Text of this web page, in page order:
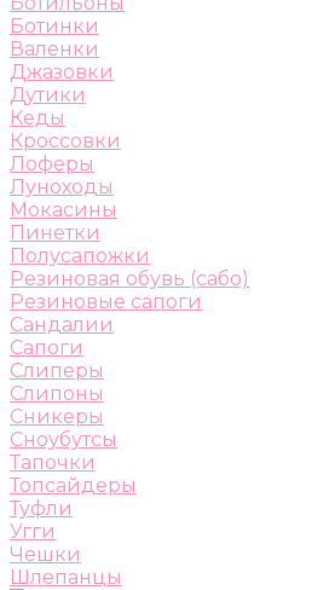
Ботинки
Валенки
Джазовки
Дутики
Кеды
Кроссовки
Лоферы
Луноходы
Мокасины
Пинетки
Полусапожки
Резиновая обувь (сабо)
Резиновые сапоги
Сандалии
Сапоги
Слиперы
Слипоны
Сникеры
Сноубутсы
Тапочки
Топсайдеры
Туфли
Угги
Чешки
Шлепанцы